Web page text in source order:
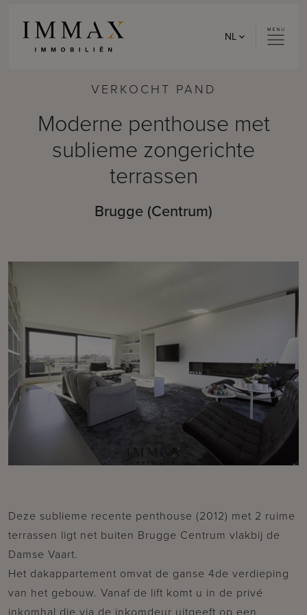
NL
VERKOCHT PAND
Moderne penthouse met
sublieme zongerichte
terrassen
Brugge (Centrum)
Deze sublieme recente penthouse (2012) met 2 ruime
terrassen ligt net buiten Brugge Centrum vlakbij de
Damse Vaart.
Het dakappartement omvat de ganse 4de verdieping
van het gebouw. Vanaf de lift komt u in de privé
inkomhal die via de inkomdeur uitgeeft op een